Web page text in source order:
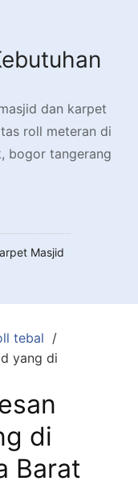
dan karpet
roll meteran di
bogor tangerang
Masjid
tebal
yang di
di
Barat